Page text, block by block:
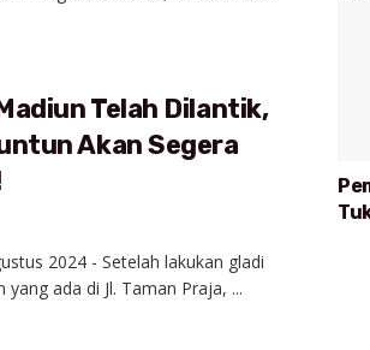
Telah Dilantik,
Akan Segera
2024 - Setelah lakukan gladi
ada di Jl. Taman Praja, ...